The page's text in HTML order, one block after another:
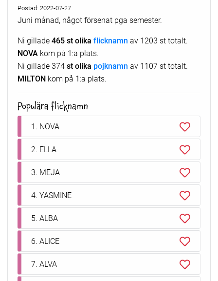
Postad: 2022-07-27
Juni månad, något försenat pga semester.
Ni gillade465 st olika flicknamn av 1203 st totalt.
NOVA kom på 1:a plats.
Ni gillade 374st olika pojknamn av 1107 st totalt.
MILTON kom på 1:a plats.
Populära flicknamn
1. NOVA
2. ELLA
3. MEJA
4. YASMINE
5. ALBA
6. ALICE
7. ALVA